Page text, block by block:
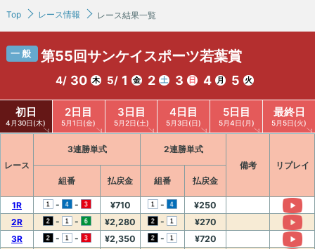
Top レース情報 レース結果一覧
一般 第55回サンケイスポーツ若葉賞
4/ 30 木 5/ 1 金 2 土 3 日 4 月 5 火
初日
4月30日(木)
2日目
5月1日(金)
3日目
5月2日(土)
4日目
5月3日(日)
5日目
5月4日(月)
最終日
5月5日(火)
レース
3連勝単式
2連勝単式
備考
リプレイ
組番
払戻金 組番 払戻金
1R - - ¥710 -
¥250
2R
- - ¥2,280 -
¥270
3R
- - ¥2,350 -
¥720